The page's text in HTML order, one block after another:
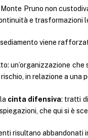
Pruno non
e trasformazioni
viene
un’organizzazione
in relazione a
cinta difensiva: tratti
che qui si è
risultano abbandonati